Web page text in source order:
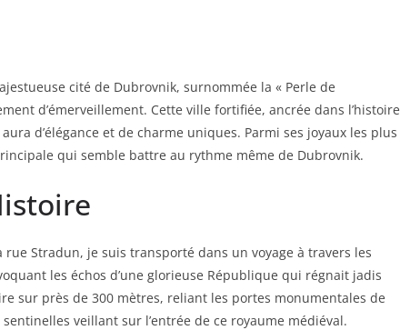
cité de Dubrovnik, surnommée la « Perle de
d’émerveillement. Cette ville fortifiée, ancrée dans l’histoire
d’élégance et de charme uniques. Parmi ses joyaux les plus
qui semble battre au rythme même de Dubrovnik.
Stradun, je suis transporté dans un voyage à travers les
les échos d’une glorieuse République qui régnait jadis
sur près de 300 mètres, reliant les portes monumentales de
sentinelles veillant sur l’entrée de ce royaume médiéval.